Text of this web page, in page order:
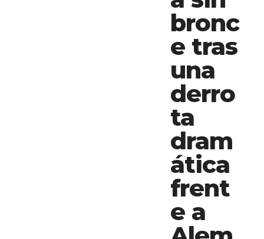
bronc
e tras
una
derro
ta
dram
ática
frent
e a